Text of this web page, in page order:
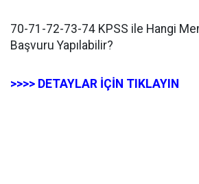
70-71-72-73-74 KPSS ile Hangi
Başvuru Yapılabilir?
>>>> DETAYLAR İÇİN TIKLAYIN